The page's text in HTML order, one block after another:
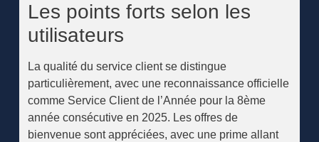
Les points forts selon les
utilisateurs
La qualité du service client se distingue
particulièrement, avec une reconnaissance officielle
comme Service Client de l’Année pour la 8ème
année consécutive en 2025. Les offres de
bienvenue sont appréciées, avec une prime allant